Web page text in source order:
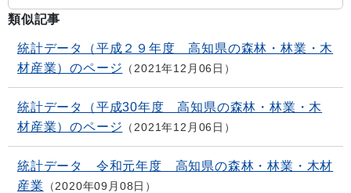
類似記事
統計データ（平成２９年度 高知県の森林・林業・木
材産業）のページ
2021年12月06日
統計データ（平成30年度 高知県の森林・林業・木
材産業）のページ
2021年12月06日
統計データ 令和元年度 高知県の森林・林業・木材
産業
2020年09月08日